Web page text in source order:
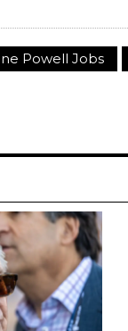
Powell Jobs